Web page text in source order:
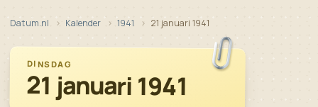
Datum.nl Kalender 1941 21 januari 1941
DINSDAG
21 januari 1941